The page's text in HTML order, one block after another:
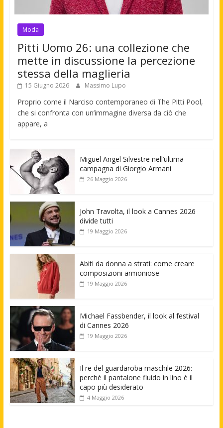
Moda
Pitti Uomo 26: una collezione che
mette in discussione la percezione
stessa della maglieria
15 Giugno 2026 Massimo Lupo
Proprio come il Narciso contemporaneo di The Pitti Pool,
che si confronta con un’immagine diversa da ciò che
appare, a
Miguel Angel Silvestre nell’ultima
campagna di Giorgio Armani
26 Maggio 2026
John Travolta, il look a Cannes 2026
divide tutti
19 Maggio 2026
Abiti da donna a strati: come creare
composizioni armoniose
19 Maggio 2026
Michael Fassbender, il look al festival
di Cannes 2026
19 Maggio 2026
Il re del guardaroba maschile 2026:
perché il pantalone fluido in lino è il
capo più desiderato
4 Maggio 2026